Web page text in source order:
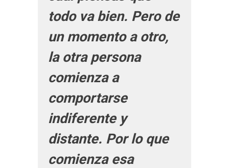
todo va bien. Pero de
un momento a otro,
la otra persona
comienza a
comportarse
indiferente y
distante. Por lo que
comienza esa